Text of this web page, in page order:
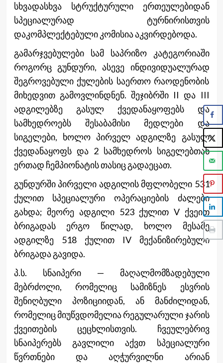
სხვადასხვა სტრუქტურული ერთეულებიდან
სპეციალურად ტურნირისთვის
დაკომპლექტებული კომისია აკვირდებოდა.
გამარჯვებულები სამ საპრიზო კატეგორიაში
როგორც გუნდური, ასევე ინდივიდუალურად
შეგროვებული ქულების საერთო რაოდენობის
მიხედვით გამოვლინდნენ. შეჯიბრში II და III
ადგილებზე გასულ ქვედანაყოფებს და
სამხედროებს შესაბამისი მედლები და
სიგელები, ხოლო პირველ ადგილზე გასულ
ქვედანაყოფს და 2 სამხედროს სიგელებთან
ერთად ჩემპიონატის თასიც გადაეცათ.
გუნდურში პირველი ადგილის მფლობელი 531
ქულით სპეციალური ოპერაციების ძალები
გახდა; მეორე ადგილი 523 ქულით V ქვეით
ბრიგადას ერგო წილად, ხოლო მესამე
ადგილზე 518 ქულით IV მექანიზირებული
ბრიგადა გავიდა.
პ.ს. სნაიპერი — მაღალმომზადებული
მებრძოლი, რომელიც სამიზნეს ესვრის
შენიღბული პოზიციიდან, ან მანძილიდან,
რომელიც მიუწვდომელია რეგულარული ჯარის
ქვეითების ცეცხლისთვის. ჩვეულებრივ
სნაიპერებს გავლილი აქვთ სპეციალური
წვრთნები და აღჭურვილნი არიან